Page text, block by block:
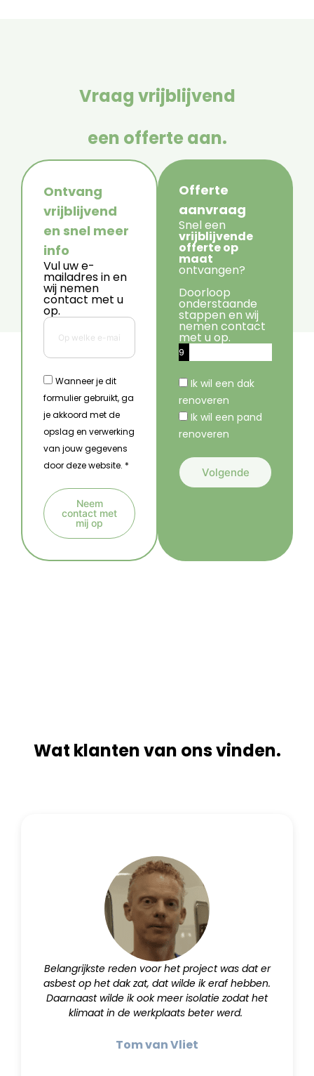
Vraag vrijblijvend
een offerte aan.
Ontvang
vrijblijvend
en snel meer
info
Vul uw e-
mailadres in en
wij nemen
contact met u
op.
Wanneer je dit
formulier gebruikt, ga
je akkoord met de
opslag en verwerking
van jouw gegevens
door deze website. *
Neem
contact met
mij op
l
Offerte
aanvraag
Snel een
vrijblijvende
offerte op
maat
ontvangen?
Doorloop
onderstaande
stappen en wij
nemen contact
met u op.
9
Ik wil een dak
renoveren
Ik wil een pand
renoveren
Volgende
r
Wat klanten van ons vinden.
Belangrijkste reden voor het project was dat er
asbest op het dak zat, dat wilde ik eraf hebben.
Daarnaast wilde ik ook meer isolatie zodat het
klimaat in de werkplaats beter werd.
Tom van Vliet